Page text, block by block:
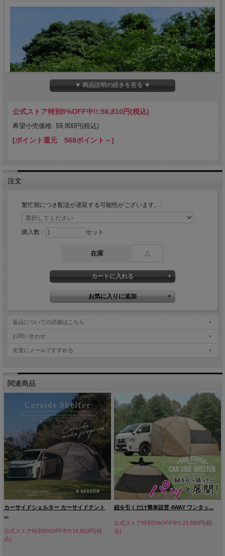
▼ 商品説明の続きを見る ▼
公式ストア特別5%OFF中!!:56,810円(税込)
希望小売価格: 59,800円(税込)
[ポイント還元 568ポイント～]
注文
繁忙期につき配送が遅延する可能性がございます。:
購入数： セット
在庫 △
返品についての詳細はこちら
お問い合わせ
友達にメールですすめる
関連商品
カーサイドシェルター カーサイドテント
...
公式ストア特別5%OFF中!!:18,810円(税
込)
紐を引くだけ簡単設営 4WAY ワンタッ...
公式ストア特別5%OFF中!!:23,560円(税
込)